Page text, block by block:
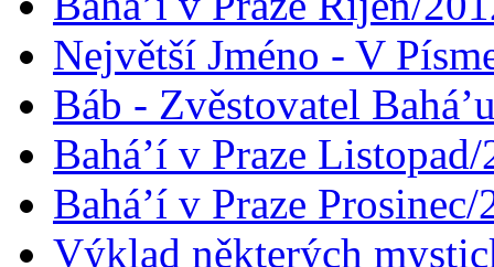
Největší Jméno - V
Báb - Zvěstovatel
Bahá’í v Praze
Bahá’í v Praze Prosinec/
Výklad některých